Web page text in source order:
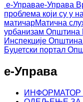
е-Управае-Управа
проблема који су у
матичарМатична
урбанизам Општина
Инспекције Општина
Буџетски портал
е-Управа
ИНФОРМАТОР